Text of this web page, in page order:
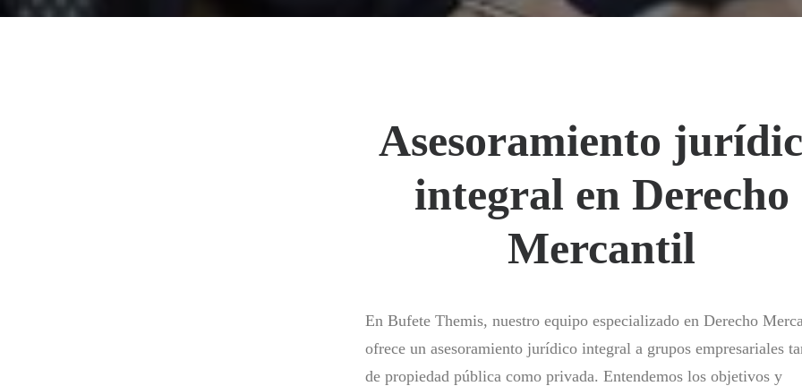
Asesoramiento
integral en Derecho
Mercantil
En Bufete Themis, nuestro equipo especializado en Derecho
ofrece un asesoramiento jurídico integral a grupos empresariales
de propiedad pública como privada. Entendemos los objetivos y